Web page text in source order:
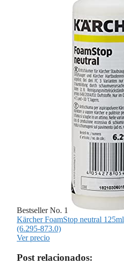
Bestseller No. 1
Kärcher FoamStop neutral 125ml
(6.295-873.0)
Ver precio
Post relacionados: